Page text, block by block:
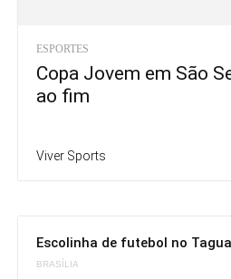
ESPORTES
Copa Jovem em São
ao fim
Viver Sports
Escolinha de futebol no
BRASÍLIA